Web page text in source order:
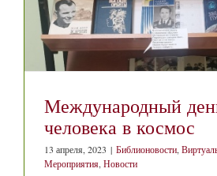
Международный
человека в космос
13 апреля, 2023 | Библионовости,
Мероприятия,Новости